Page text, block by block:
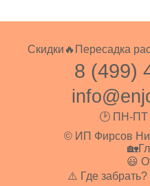
Скидки🔥 Пересадка
8 (499)
🕑 ПН-ПТ
© ИП Фирсов
😃
⚠️ Где забрать?